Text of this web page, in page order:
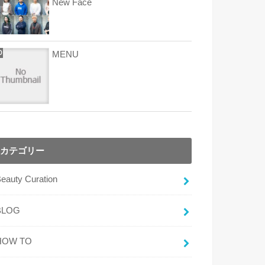
New Face
MENU
カテゴリー
Curation
TO